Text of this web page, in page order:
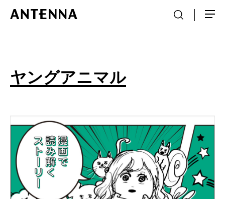
ヤングアニマル